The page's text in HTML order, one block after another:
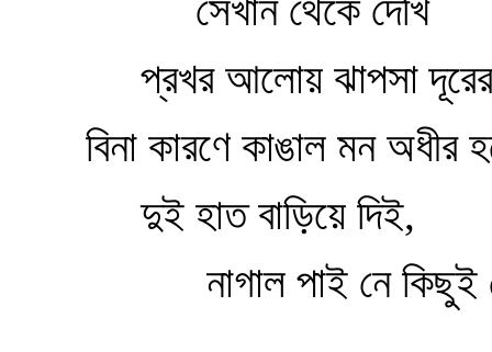
সেখান থেকে দেখি
প্রখর আলোয় ঝাপসা
বিনা কারণে কাঙাল মন অধীর
দুই হাত বাড়িয়ে দিই,
নাগাল পাই নে